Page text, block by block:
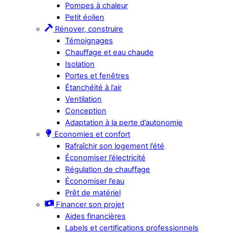
Pompes à chaleur
Petit éolien
Rénover, construire
Témoignages
Chauffage et eau chaude
Isolation
Portes et fenêtres
Étanchéité à l’air
Ventilation
Conception
Adaptation à la perte d’autonomie
Economies et confort
Rafraîchir son logement l’été
Économiser l’électricité
Régulation de chauffage
Économiser l’eau
Prêt de matériel
Financer son projet
Aides financières
Labels et certifications professionnels